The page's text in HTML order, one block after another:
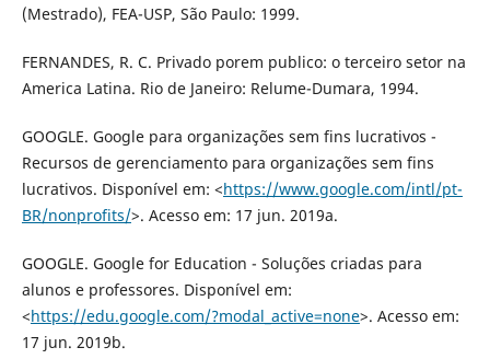
(Mestrado), FEA-USP, São Paulo: 1999.
FERNANDES, R. C. Privado porem publico: o terceiro setor na
America Latina. Rio de Janeiro: Relume-Dumara, 1994.
GOOGLE. Google para organizações sem fins lucrativos -
Recursos de gerenciamento para organizações sem fins
lucrativos. Disponível em: <https://www.google.com/intl/pt-
BR/nonprofits/>. Acesso em: 17 jun. 2019a.
GOOGLE. Google for Education - Soluções criadas para
alunos e professores. Disponível em:
<https://edu.google.com/?modal_active=none>. Acesso em:
17 jun. 2019b.